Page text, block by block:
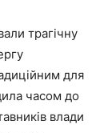
трагічну
для
часом до
влади